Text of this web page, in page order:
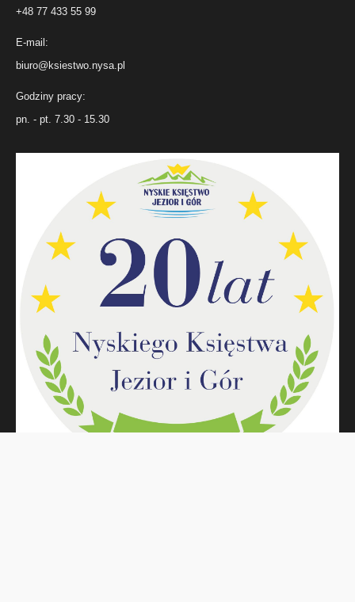
+48 77 433 55 99
E-mail:
biuro@ksiestwo.nysa.pl
Godziny pracy:
pn. - pt. 7.30 - 15.30